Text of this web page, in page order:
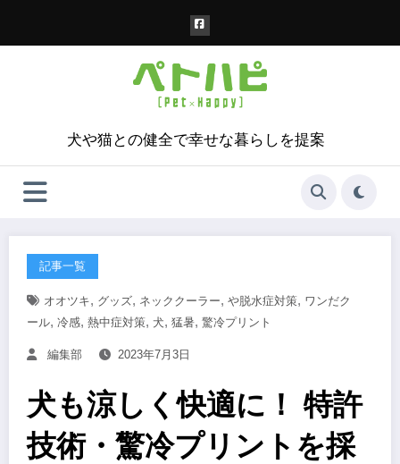
犬や猫との健全で幸せな暮らしを提案
記事一覧
オオツキ, グッズ, ネッククーラー, や脱水症対策, ワンだク
ール, 冷感, 熱中症対策, 犬, 猛暑, 驚冷プリント
編集部 2023年7月3日
犬も涼しく快適に！ 特許
技術・驚冷プリントを採